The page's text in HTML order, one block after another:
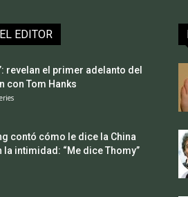
EDITOR
revelan el primer adelanto del
con Tom Hanks
contó cómo le dice la China
la intimidad: “Me dice Thomy”